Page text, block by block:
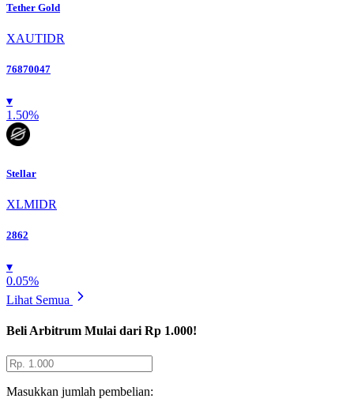
Tether Gold
XAUTIDR
76870047
▾
1.50%
Stellar
XLMIDR
2862
▾
0.05%
Lihat Semua
Beli Arbitrum Mulai dari Rp 1.000!
Masukkan jumlah pembelian: